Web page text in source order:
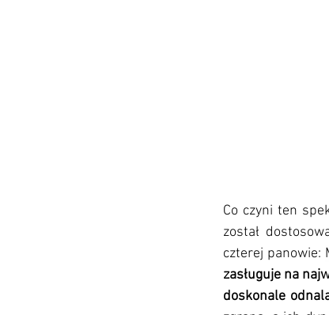
Co czyni ten
został
czterej panowie:
zasługuje na
doskonale